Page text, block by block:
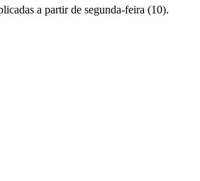
a partir de segunda-feira (10).